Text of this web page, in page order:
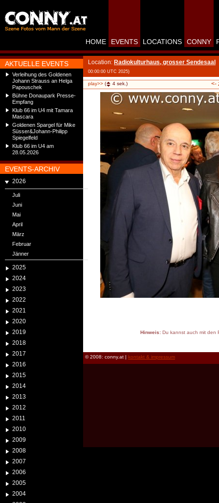
AKTUELLE EVENTS
Verleihung des Goldenen
Johann Strauss an Helga
Papouschek
Bühne Donaupark Presse-
Empfang
Klub 66 im U4 mit Tamara
Mascara
Goldenen Spargel für Mike
Süsser&Johann-Philipp
Spiegelfeld
Klub 66 im U4 am
28.05.2026
EVENTS-ARCHIV
2026
Juli
Juni
Mai
April
März
Februar
Jänner
2025
2024
2023
2022
2021
2020
2019
2018
2017
2016
2015
2014
2013
2012
2011
2010
2009
2008
2007
2006
2005
2004
HOME EVENTS LOCATIONS CONNY
Location: Radiokulturhaus, grosser Sendesaal
00:00:00 UTC 2025)
play>> ( 4 sek.) <-
Hinweis:Du kannst auch mit den
© 2008: conny.at | kontakt & impressum